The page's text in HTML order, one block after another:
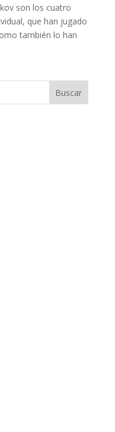
son los cuatro
que han jugado
también lo han